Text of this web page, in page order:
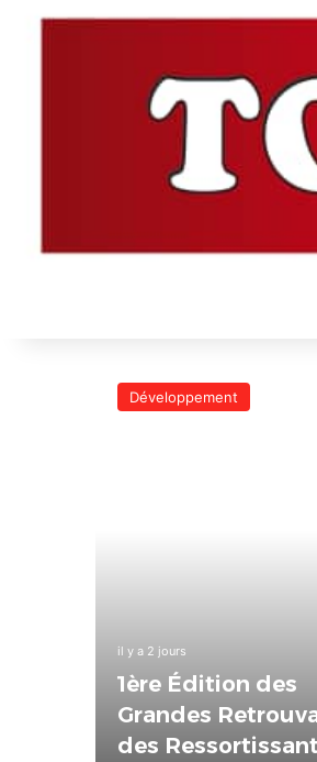
Développement
il y a 2 jours
1ère Édition des
Grandes
des